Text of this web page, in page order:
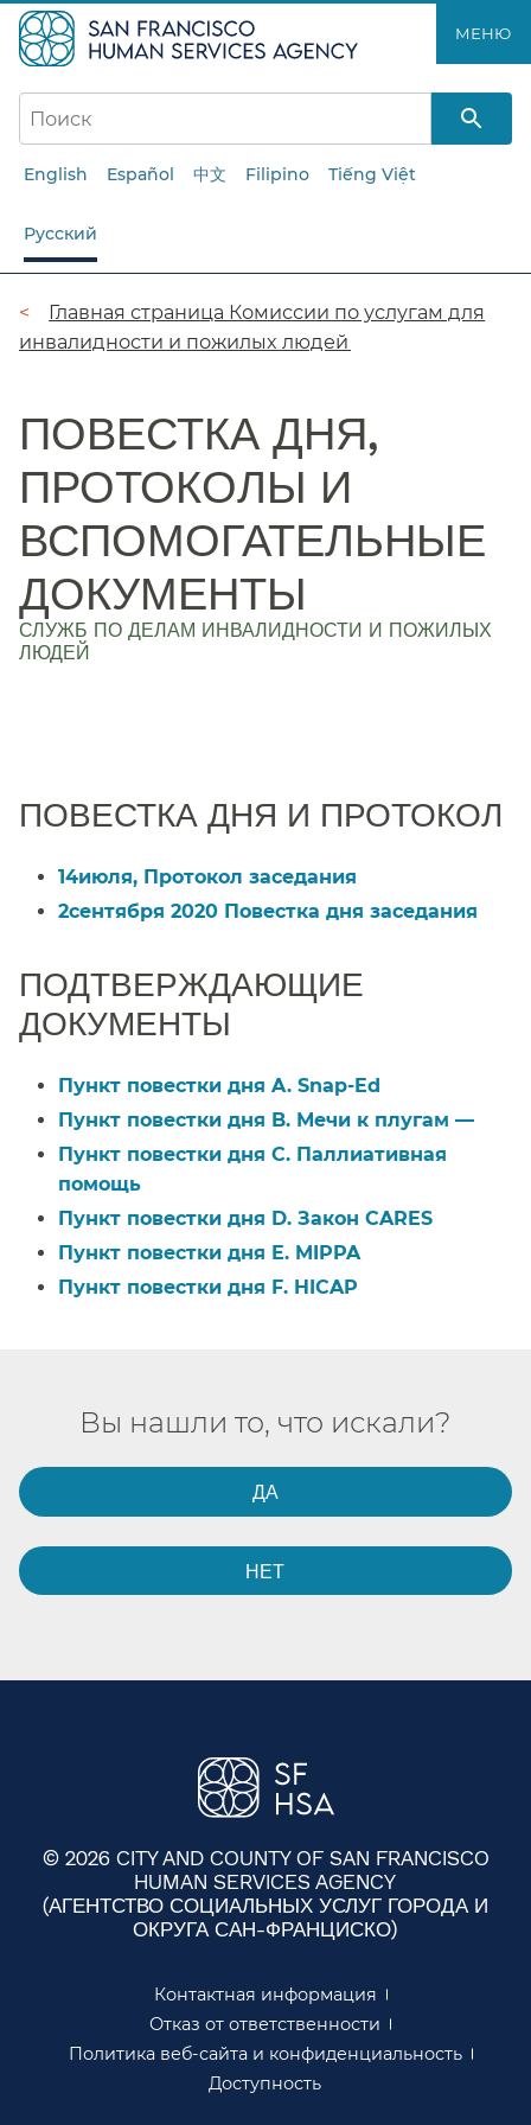
к
основному
содержанию​​
МЕНЮ​​
English Español 中文 Filipino Tiếng Việt
Русский
Цепочка
навигации​​
Главная страница Комиссии по услугам для
инвалидности и пожилых людей​​
ПОВЕСТКА ДНЯ,
ПРОТОКОЛЫ И
ВСПОМОГАТЕЛЬНЫЕ
ДОКУМЕНТЫ
СЛУЖБ ПО ДЕЛАМ ИНВАЛИДНОСТИ И ПОЖИЛЫХ
ЛЮДЕЙ
ПОВЕСТКА ДНЯ И ПРОТОКОЛ​​
14июля, Протокол заседания​​
2сентября 2020 Повестка дня заседания​​
ПОДТВЕРЖДАЮЩИЕ
ДОКУМЕНТЫ​​
Пункт повестки дня A. Snap-Ed​​
Пункт повестки дня B. Мечи к плугам —​​
Пункт повестки дня C. Паллиативная
помощь​​
Пункт повестки дня D. Закон CARES​​
Пункт повестки дня E. MIPPA​​
Пункт повестки дня F. HICAP​​
Вы нашли то, что искали?​​
ДА​​
НЕТ​​
© 2026 CITY AND COUNTY OF SAN FRANCISCO
HUMAN SERVICES AGENCY
(АГЕНТСТВО СОЦИАЛЬНЫХ УСЛУГ ГОРОДА И
ОКРУГА САН-ФРАНЦИСКО)​​
Контактная информация​​
Отказ от ответственности​​
Политика веб-сайта и конфиденциальность​​
Доступность​​